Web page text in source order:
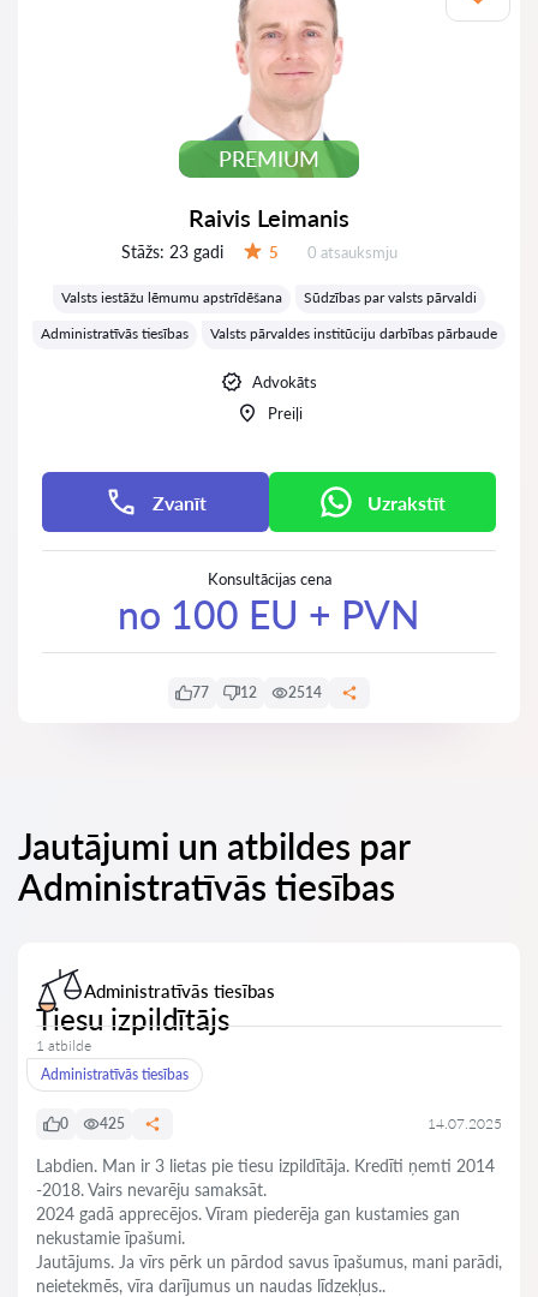
PREMIUM
Raivis Leimanis
Stāžs: 23 gadi 5 Atsauksmes:
0 atsauksmju
Valsts iestāžu lēmumu apstrīdēšana
Sūdzības par valsts pārvaldi
Administratīvās tiesības
Valsts pārvaldes institūciju darbības pārbaude
Advokāts
Preiļi
Zvanīt Uzrakstīt
Konsultācijas cena
no 100 EU + PVN
77 12 2514
Jautājumi un atbildes par
Administratīvās tiesības
Administratīvās tiesības
Tiesu izpildītājs
1 atbilde
Administratīvās tiesības
0 425 14.07.2025
Labdien. Man ir 3 lietas pie tiesu izpildītāja. Kredīti ņemti 2014
-2018. Vairs nevarēju samaksāt.
2024 gadā apprecējos. Vīram piederēja gan kustamies gan
nekustamie īpašumi.
Jautājums. Ja vīrs pērk un pārdod savus īpašumus, mani parādi,
neietekmēs, vīra darījumus un naudas līdzekļus..